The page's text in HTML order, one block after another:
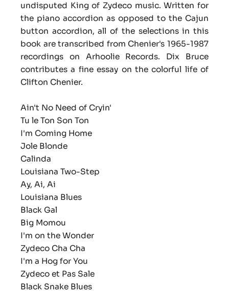
undisputed King of Zydeco music. Written for
the piano accordion as opposed to the Cajun
button accordion, all of the selections in this
book are transcribed from Chenier's 1965-1987
recordings on Arhoolie Records. Dix Bruce
contributes a fine essay on the colorful life of
Clifton Chenier.
Ain't No Need of Cryin'
Tu le Ton Son Ton
I'm Coming Home
Jole Blonde
Calinda
Louisiana Two-Step
Ay, Ai, Ai
Louisiana Blues
Black Gal
Big Momou
I'm on the Wonder
Zydeco Cha Cha
I'm a Hog for You
Zydeco et Pas Sale
Black Snake Blues